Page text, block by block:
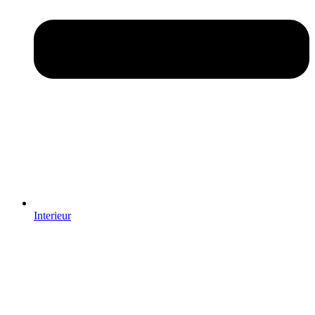
Interieur